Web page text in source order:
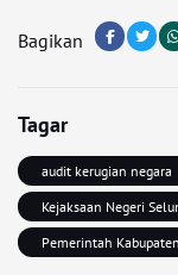
Bagikan
Tagar
audit kerugian negara
Kejaksaan Negeri
Pemerintah